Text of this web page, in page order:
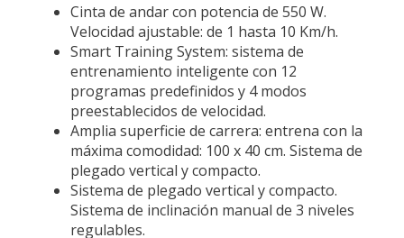
Cinta de andar con potencia de 550 W.
Velocidad ajustable: de 1 hasta 10 Km/h.
Smart Training System: sistema de
entrenamiento inteligente con 12
programas predefinidos y 4 modos
preestablecidos de velocidad.
Amplia superficie de carrera: entrena con la
máxima comodidad: 100 x 40 cm. Sistema de
plegado vertical y compacto.
Sistema de plegado vertical y compacto.
Sistema de inclinación manual de 3 niveles
regulables.